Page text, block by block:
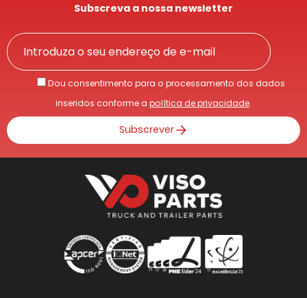
Subscreva a nossa newsletter
Dou consentimento para o processamento dos dados
inseridos conforme a política de privacidade.
Subscrever